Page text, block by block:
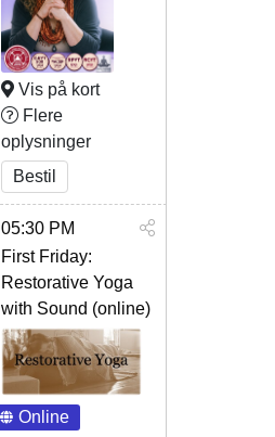
Vis på kort
Flere
oplysninger
Bestil
05:30 PM
First Friday:
Restorative Yoga
with Sound (online)
Online